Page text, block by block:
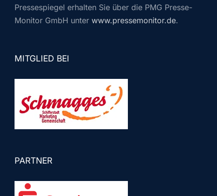
Pressespiegel erhalten Sie über die PMG Presse-
Monitor GmbH unter www.pressemonitor.de.
MITGLIED BEI
PARTNER